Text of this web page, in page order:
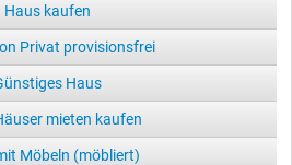
Haus kaufen
Privat provisionsfrei
Haus
mieten kaufen
Möbeln (möbliert)